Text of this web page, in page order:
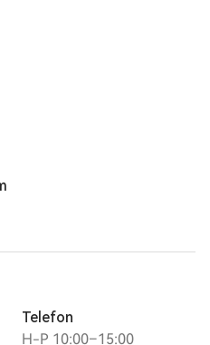
Telefon
H-P 10:00–15:00